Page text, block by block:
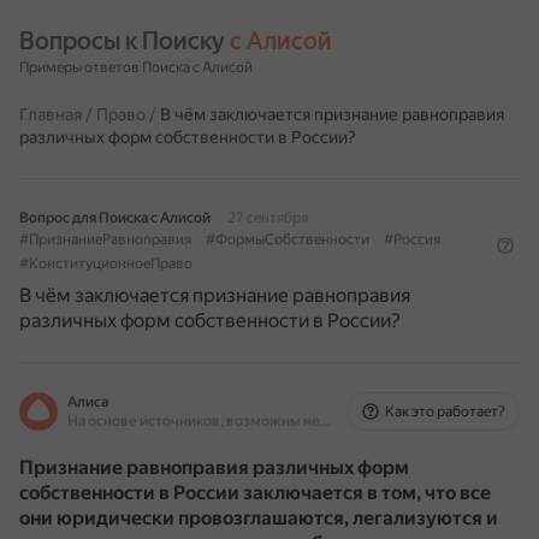
Вопросы к Поиску с Алисой
Примеры ответов Поиска с Алисой
Главная / Право / В чём заключается признание равноправия
различных форм собственности в России?
Вопрос для Поиска с Алисой
27 сентября
#ПризнаниеРавноправия
#ФормыСобственности
#Россия
#КонституционноеПраво
В чём заключается признание равноправия
различных форм собственности в России?
Алиса
На основе источников, возможны неточности
Как это работает?
Признание равноправия различных форм
собственности в России заключается в том, что все
они юридически провозглашаются, легализуются и